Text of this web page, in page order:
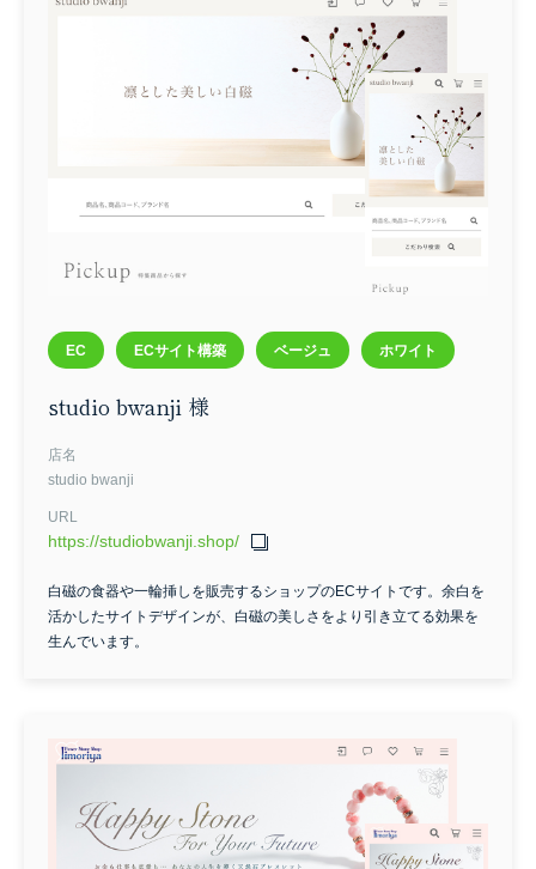
EC ECサイト構築 ベージュ ホワイト
studio bwanji 様
店名
studio bwanji
URL
https://studiobwanji.shop/
白磁の食器や一輪挿しを販売するショップのECサイトです。余白を
活かしたサイトデザインが、白磁の美しさをより引き立てる効果を
生んでいます。
不動産関連 漢方/薬局
コンサルティング 飲食
エステサロン アイラッシュ カウンセリング